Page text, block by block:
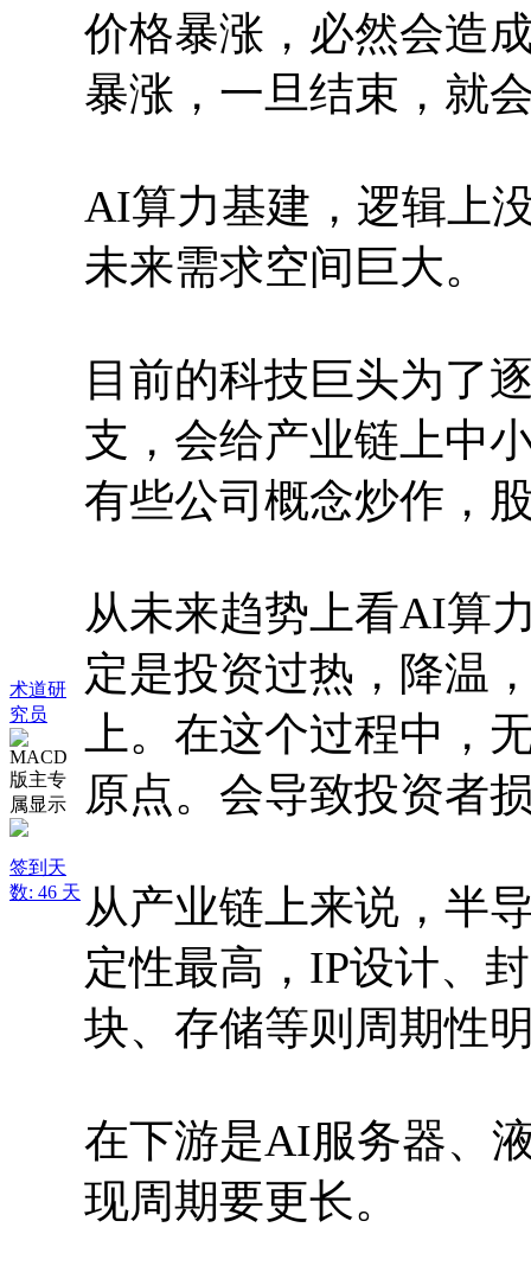
术道研
究员
签到天
数: 46 天
价格暴涨，必然会造
暴涨，一旦结束，就
AI算力基建，逻辑上
未来需求空间巨大。
目前的科技巨头为了
支，会给产业链上中
有些公司概念炒作，
从未来趋势上看AI算
定是投资过热，降温
上。在这个过程中，
原点。会导致投资者
从产业链上来说，半
定性最高，IP设计、
块、存储等则周期性
在下游是AI服务器、
现周期要更长。